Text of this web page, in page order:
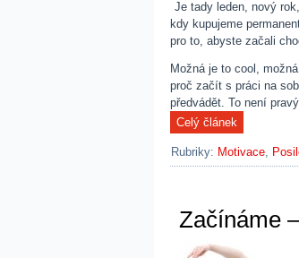
Je tady leden, nový
kdy kupujeme
pro to, abyste začali
Možná je to cool,
proč začít s práci na
předvádět. To není
Rubriky: Motivace,
Začínáme